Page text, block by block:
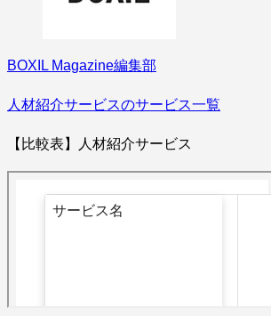
BOXIL Magazine編集部
人材紹介サービスのサービス一覧
【比較表】人材紹介サービス